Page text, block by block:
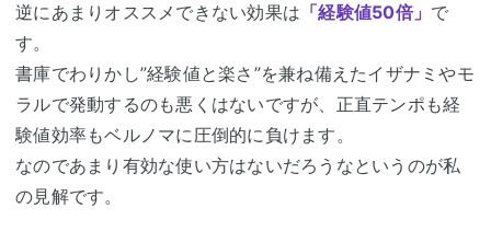
逆にあまりオススメできない効果は 「経験値50倍」 で
す。
書庫でわりかし”経験値と楽さ”を兼ね備えたイザナミやモ
ラルで発動するのも悪くはないですが、正直テンポも経
験値効率もベルノマに圧倒的に負けます。
なのであまり有効な使い方はないだろうなというのが私
の見解です。